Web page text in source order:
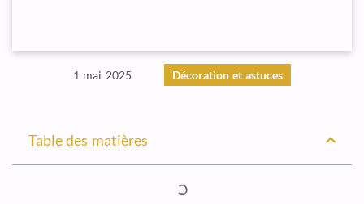
1 mai 2025 Décoration et astuces
Table des matières